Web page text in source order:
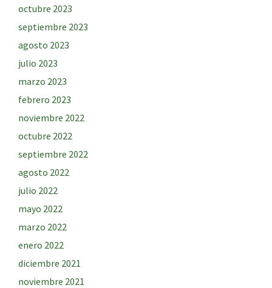
octubre 2023
septiembre 2023
agosto 2023
julio 2023
marzo 2023
febrero 2023
noviembre 2022
octubre 2022
septiembre 2022
agosto 2022
julio 2022
mayo 2022
marzo 2022
enero 2022
diciembre 2021
noviembre 2021